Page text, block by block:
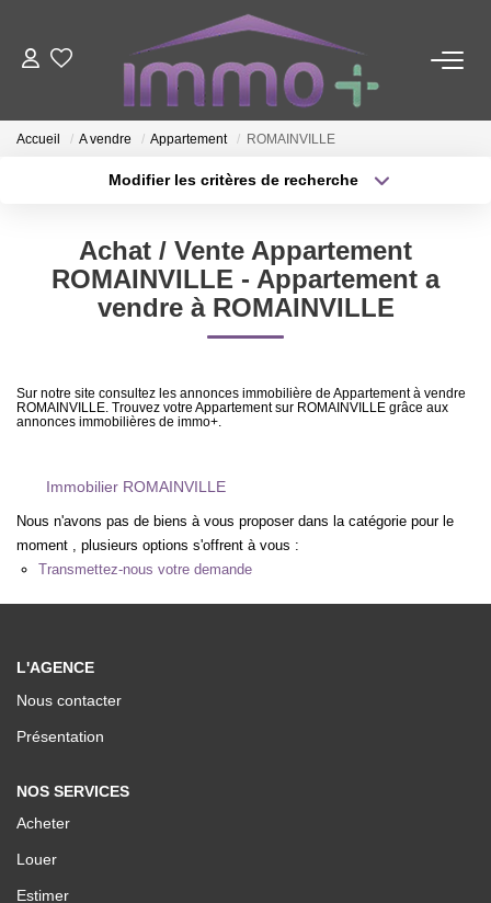
ACHETER
LOUER
FAIRE GÉRER
ESTIMER
Nous Contacter
Nos Valeurs
ESPACE CLIENTS
Accueil A vendre Appartement ROMAINVILLE
Modifier les critères de recherche
Sélectionnez...
Type de bien
Surface min
Achat / Vente Appartement
ROMAINVILLE - Appartement a
vendre à ROMAINVILLE
Sur notre site consultez les annonces immobilière de Appartement à vendre
ROMAINVILLE. Trouvez votre Appartement sur ROMAINVILLE grâce aux
annonces immobilières de immo+.
Immobilier ROMAINVILLE
Nous n'avons pas de biens à vous proposer dans la catégorie pour le
moment , plusieurs options s'offrent à vous :
Transmettez-nous votre demande
L'AGENCE
Nous contacter
Présentation
NOS SERVICES
Acheter
Louer
Estimer